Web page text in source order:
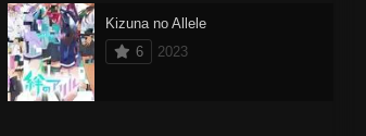
Kizuna no Allele
6
2023